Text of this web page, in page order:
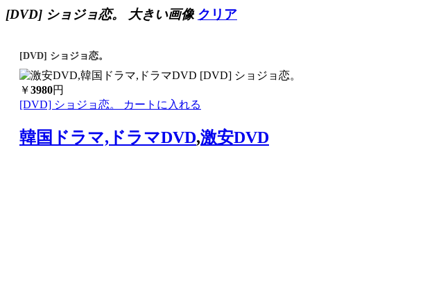
[DVD] ショジョ恋。 大きい画像 クリア
[DVD] ショジョ恋。
￥3980円
[DVD] ショジョ恋。 カートに入れる
韓国ドラマ,ドラマDVD,激安DVD